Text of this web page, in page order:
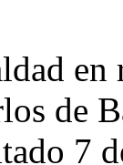
en
de
7